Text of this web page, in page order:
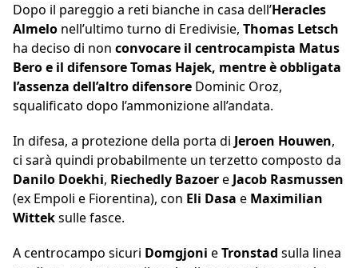
Dopo il pareggio a reti bianche in casa dell’Heracles
Almelo nell’ultimo turno di Eredivisie, Thomas Letsch
ha deciso di non convocare il centrocampista Matus
Bero e il difensore Tomas Hajek, mentre è obbligata
l’assenza dell’altro difensore Dominic Oroz,
squalificato dopo l’ammonizione all’andata.
In difesa, a protezione della porta di Jeroen Houwen,
ci sarà quindi probabilmente un terzetto composto da
Danilo Doekhi, Riechedly BazoereJacob Rasmussen
(ex Empoli e Fiorentina), con Eli Dasa e Maximilian
Witteksulle fasce.
A centrocampo sicuri Domgjoni eTronstad sulla linea